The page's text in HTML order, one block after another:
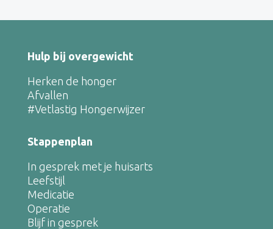
Hulp bij overgewicht
Herken de honger
Afvallen
#Vetlastig Hongerwijzer
Stappenplan
In gesprek met je huisarts
Leefstijl
Medicatie
Operatie
Blijf in gesprek